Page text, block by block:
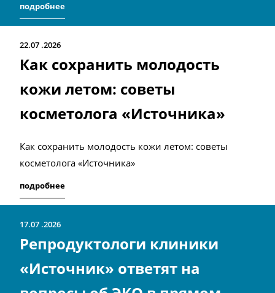
подробнее
22.07 2026
Как сохранить молодость
кожи летом: советы
косметолога «Источника»
Как сохранить молодость кожи летом: советы
косметолога «Источника»
подробнее
17.07 2026
Репродуктологи клиники
«Источник» ответят на